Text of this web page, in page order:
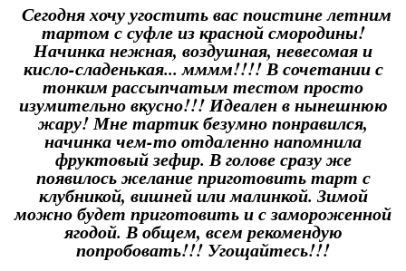
Сегодня хочу угостить вас поистине летним
тартом с суфле из красной смородины!
Начинка нежная, воздушная, невесомая и
кисло-сладенькая... мммм!!!! В сочетании с
тонким рассыпчатым тестом просто
изумительно вкусно!!! Идеален в нынешнюю
жару! Мне тартик безумно понравился,
начинка чем-то отдаленно напомнила
фруктовый зефир. В голове сразу же
появилось желание приготовить тарт с
клубникой, вишней или малинкой. Зимой
можно будет приготовить и с замороженной
ягодой. В общем, всем рекомендую
попробовать!!! Угощайтесь!!!